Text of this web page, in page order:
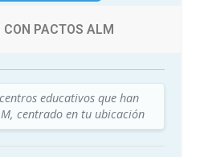
CON PACTOS ALM
educativos que han
centrado en tu ubicación